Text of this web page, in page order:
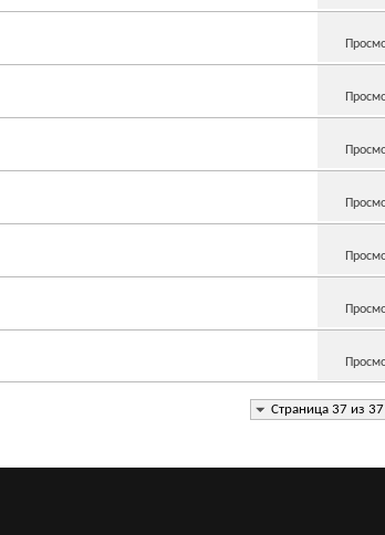
Страница 37 из 37